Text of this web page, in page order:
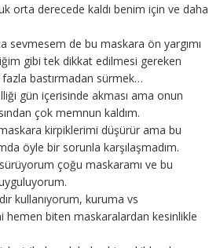
orta derecede kaldı benim için ve daha
sevmesem de bu maskara ön yargımı
gibi tek dikkat edilmesi gereken
bastırmadan sürmek…
gün içerisinde akması ama onun
çok memnun kaldım.
kirpiklerimi düşürür ama bu
öyle bir sorunla karşılaşmadım.
çoğu maskaramı ve bu
kullanıyorum, kuruma vs
hemen biten maskaralardan kesinlikle